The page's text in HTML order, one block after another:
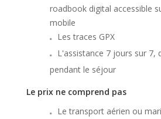
roadbook digital accessible
mobile
Les traces GPX
L'assistance 7 jours sur 7,
pendant le séjour
Le prix ne comprend pas
Le transport aérien ou